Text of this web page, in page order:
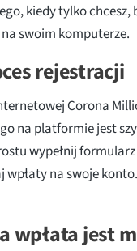
kiedy tylko chcesz,
swoim komputerze.
rejestracji
Corona
na platformie jest
wypełnij
na swoje konto.
wpłata jest